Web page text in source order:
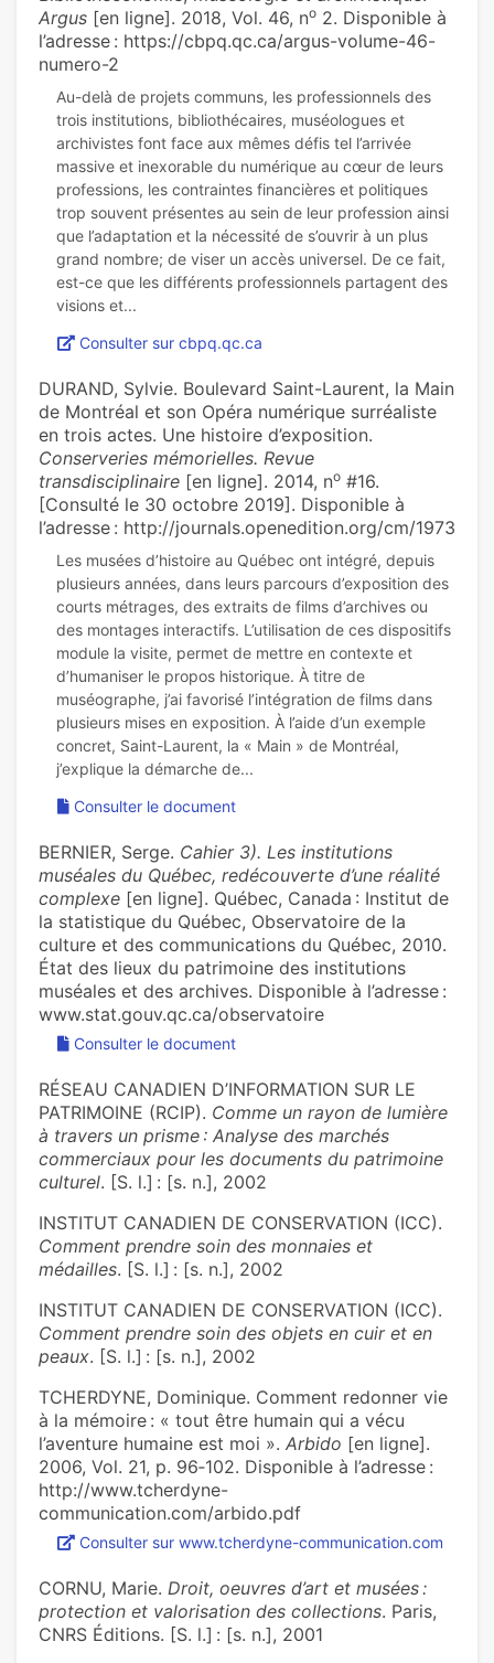
Argus [en ligne]. 2018, Vol. 46, no 2. Disponible à
l’adresse : https://cbpq.qc.ca/argus-volume-46-
numero-2
Au-delà de projets communs, les professionnels des
trois institutions, bibliothécaires, muséologues et
archivistes font face aux mêmes défis tel l’arrivée
massive et inexorable du numérique au cœur de leurs
professions, les contraintes financières et politiques
trop souvent présentes au sein de leur profession ainsi
que l’adaptation et la nécessité de s’ouvrir à un plus
grand nombre; de viser un accès universel. De ce fait,
est-ce que les différents professionnels partagent des
Consulter sur cbpq.qc.ca
DURAND, Sylvie. Boulevard Saint-Laurent, la Main
de Montréal et son Opéra numérique surréaliste
en trois actes. Une histoire d’exposition.
Conserveries mémorielles. Revue
transdisciplinaire [en ligne]. 2014, no #16.
[Consulté le 30 octobre 2019]. Disponible à
l’adresse : http://journals.openedition.org/cm/1973
Les musées d’histoire au Québec ont intégré, depuis
plusieurs années, dans leurs parcours d’exposition des
courts métrages, des extraits de films d’archives ou
des montages interactifs. L’utilisation de ces dispositifs
module la visite, permet de mettre en contexte et
d’humaniser le propos historique. À titre de
muséographe, j’ai favorisé l’intégration de films dans
plusieurs mises en exposition. À l’aide d’un exemple
concret, Saint-Laurent, la « Main » de Montréal,
Consulter le document
BERNIER, Serge. Cahier 3). Les institutions
muséales du Québec, redécouverte d’une réalité
complexe [en ligne]. Québec, Canada : Institut de
la statistique du Québec, Observatoire de la
culture et des communications du Québec, 2010.
État des lieux du patrimoine des institutions
muséales et des archives. Disponible à l’adresse :
www.stat.gouv.qc.ca/observatoire
Consulter le document
RÉSEAU CANADIEN D’INFORMATION SUR LE
PATRIMOINE (RCIP). Comme un rayon de lumière
à travers un prisme : Analyse des marchés
commerciaux pour les documents du patrimoine
culturel. [S. l.] : [s. n.], 2002
INSTITUT CANADIEN DE CONSERVATION (ICC).
Comment prendre soin des monnaies et
médailles. [S. l.] : [s. n.], 2002
INSTITUT CANADIEN DE CONSERVATION (ICC).
Comment prendre soin des objets en cuir et en
peaux. [S. l.] : [s. n.], 2002
TCHERDYNE, Dominique. Comment redonner vie
à la mémoire : « tout être humain qui a vécu
l’aventure humaine est moi ». Arbido [en ligne].
2006, Vol. 21, p. 96‑102. Disponible à l’adresse :
http://www.tcherdyne-
communication.com/arbido.pdf
Consulter sur www.tcherdyne-communication.com
CORNU, Marie. Droit, oeuvres d’art et musées :
protection et valorisation des collections. Paris,
CNRS Éditions. [S. l.] : [s. n.], 2001